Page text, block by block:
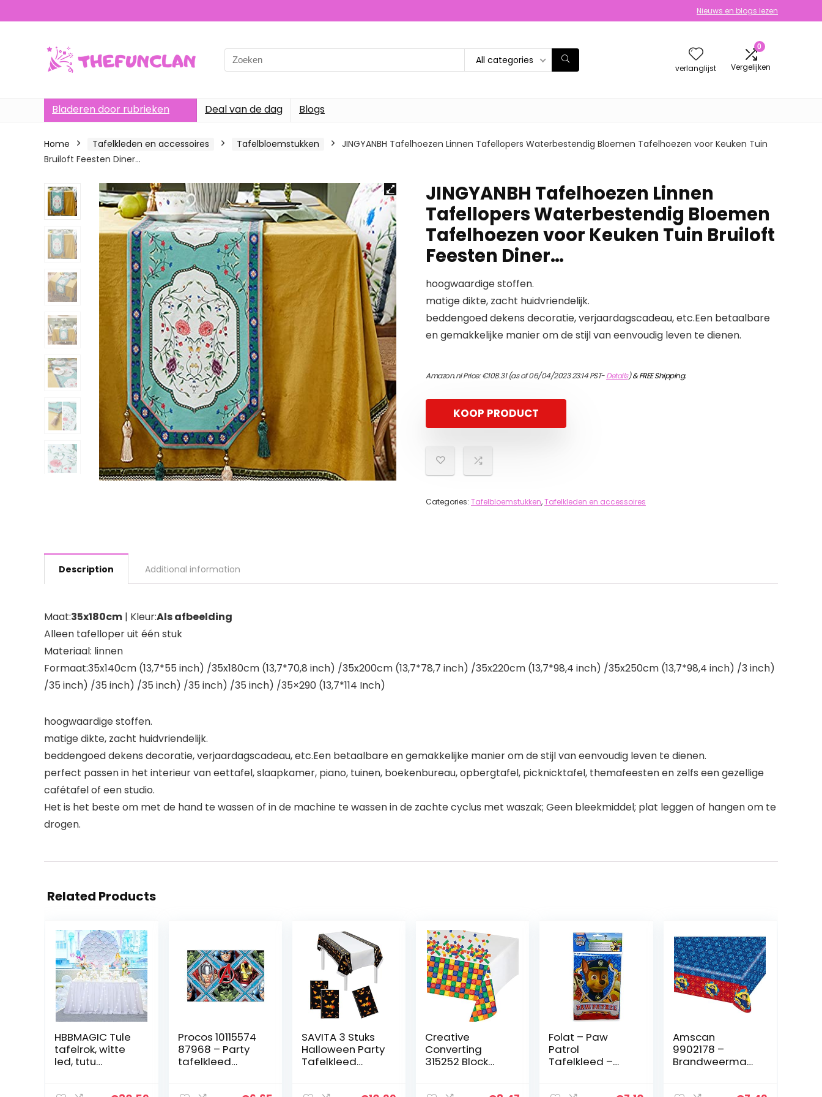
Nieuws en blogs lezen
Search
for:
All categories
verlanglijst
0
Vergelijken
Bladeren door rubrieken Deal van de dag Blogs
Home Tafelkleden en accessoires Tafelbloemstukken
JINGYANBH Tafelhoezen Linnen Tafellopers Waterbestendig Bloemen Tafelhoezen voor Keuken Tuin
Bruiloft Feesten Diner…
JINGYANBH Tafelhoezen Linnen
Tafellopers Waterbestendig Bloemen
Tafelhoezen voor Keuken Tuin Bruiloft
Feesten Diner…
hoogwaardige stoffen.
matige dikte, zacht huidvriendelijk.
beddengoed dekens decoratie, verjaardagscadeau, etc.Een betaalbare
en gemakkelijke manier om de stijl van eenvoudig leven te dienen.
Amazon.nl Price:€108.31(as of 06/04/2023 23:14 PST-Details)&FREE Shipping.
KOOP PRODUCT
Categories: Tafelbloemstukken,Tafelkleden en accessoires
Description Additional information
Maat:35x180cm | Kleur:Als afbeelding
Alleen tafelloper uit één stuk
Materiaal: linnen
Formaat:35x140cm (13,7*55 inch) /35x180cm (13,7*70,8 inch) /35x200cm (13,7*78,7 inch) /35x220cm (13,7*98,4 inch) /35x250cm (13,7*98,4 inch) /3 inch)
/35 inch) /35 inch) /35 inch) /35 inch) /35 inch) /35×290 (13,7*114 Inch)
hoogwaardige stoffen.
matige dikte, zacht huidvriendelijk.
beddengoed dekens decoratie, verjaardagscadeau, etc.Een betaalbare en gemakkelijke manier om de stijl van eenvoudig leven te dienen.
perfect passen in het interieur van eettafel, slaapkamer, piano, tuinen, boekenbureau, opbergtafel, picknicktafel, themafeesten en zelfs een gezellige
cafétafel of een studio.
Het is het beste om met de hand te wassen of in de machine te wassen in de zachte cyclus met waszak; Geen bleekmiddel; plat leggen of hangen om te
drogen.
Related Products
HBBMAGIC Tule
tafelrok, witte
led, tutu
Procos 10115574
87968 – Party
tafelkleed
SAVITA 3 Stuks
Halloween Party
Tafelkleed
Creative
Converting
315252 Block
Folat – Paw
Patrol
Tafelkleed –
Amscan
9902178 –
Brandweerman